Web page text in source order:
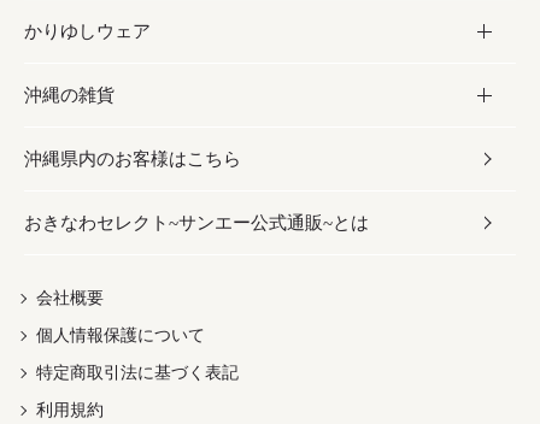
レトルト食品
乾物／粉類
お酢／ドレッシング
しょうゆ
みそ
だし／スパイス／島唐辛子
ちんすこう
伝統菓子
スナック
おつまみ
紅芋
泡盛
ビール・チューハイ
ワイン・ウィスキー・カクテル
ドリンク
茶葉
コスメ
スキンケア
ボディケア
ヘアケア
UVケア
かりゆしウェア
かりゆしウェア
メンズ
レディース
沖縄の雑貨
雑貨
沖縄ファッション
伝統工芸品
沖縄県内のお客様はこちら
おきなわセレクト~サンエー公式通販~とは
会社概要
個人情報保護について
特定商取引法に基づく表記
利用規約